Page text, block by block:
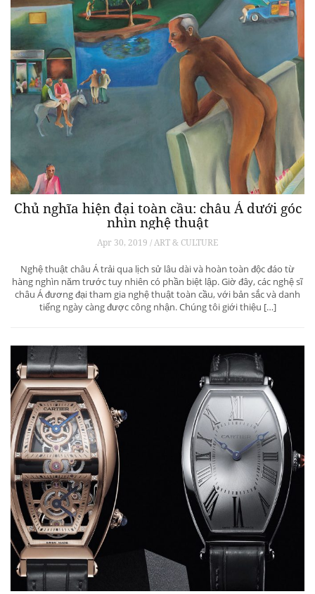
Chủ nghĩa hiện đại toàn cầu: châu Á dưới góc
nhìn nghệ thuật
Apr 30, 2019 / ART & CULTURE
Nghệ thuật châu Á trải qua lịch sử lâu dài và hoàn toàn độc đáo từ
hàng nghìn năm trước tuy nhiên có phần biệt lập. Giờ đây, các nghệ sĩ
châu Á đương đại tham gia nghệ thuật toàn cầu, với bản sắc và danh
tiếng ngày càng được công nhận. Chúng tôi giới thiệu […]